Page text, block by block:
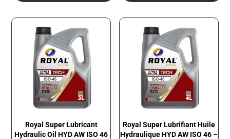
Royal Super Lubricant
Hydraulic Oil HYD AW ISO 46
Royal Super Lubrifiant Huile
Hydraulique HYD AW ISO 46 –